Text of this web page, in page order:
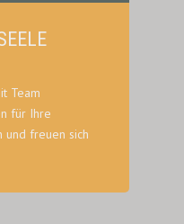
Team
für Ihre
und freuen sich